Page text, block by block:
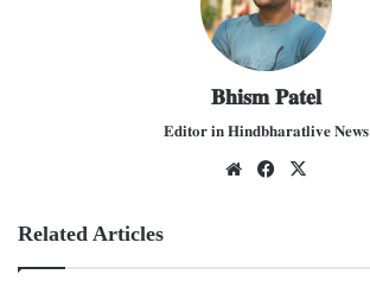
𝐁𝐡𝐢𝐬𝐦 𝐏𝐚𝐭𝐞𝐥
𝐄𝐝𝐢𝐭𝐨𝐫 𝐢𝐧 𝐇𝐢𝐧𝐝𝐛𝐡𝐚𝐫𝐚𝐭𝐥𝐢𝐯𝐞 𝐍𝐞𝐰𝐬
We
Fac
Related Articles